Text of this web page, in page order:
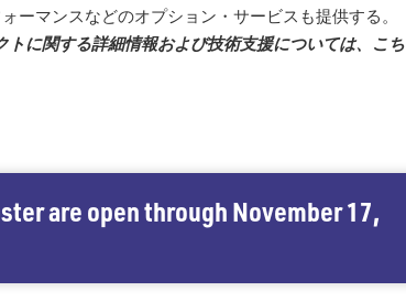
ーマンスなどのオプション・サービスも提供する。
に関する詳細情報および技術支援については、こち
are open through November 17,